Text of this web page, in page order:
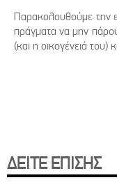
Παρακολουθούμε την
πράγματα να μην
(και η οικογένειά του)
ΔΕΙΤΕ ΕΠΙΣΗΣ